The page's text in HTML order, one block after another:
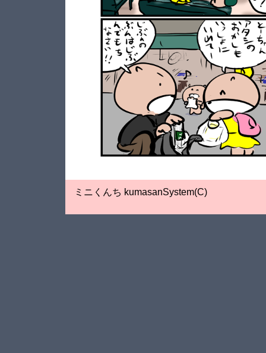
ミニくんち kumasanSystem(C)